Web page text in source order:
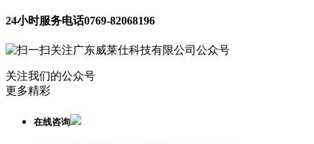
24小时服务电话0769-82068196
关注我们的公众号
更多精彩
在线咨询